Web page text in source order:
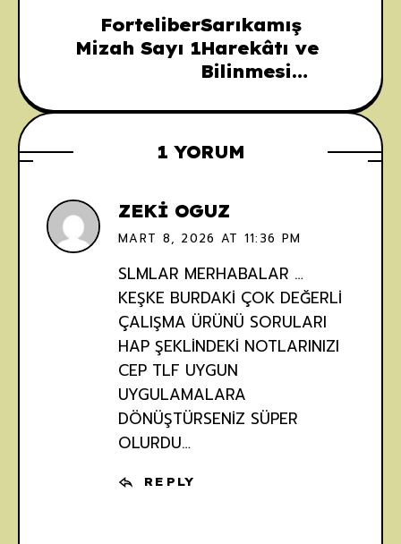
Forteliber
Mizah Sayı 1
Sarıkamış
Harekâtı ve
Bilinmesi
1 YORUM
ZEKİ OGUZ
MART 8, 2026 AT 11:36 PM
SLMLAR MERHABALAR …
KEŞKE BURDAKİ ÇOK DEĞERLİ
ÇALIŞMA ÜRÜNÜ SORULARI
HAP ŞEKLİNDEKİ NOTLARINIZI
CEP TLF UYGUN
UYGULAMALARA
DÖNÜŞTÜRSENİZ SÜPER
OLURDU…
REPLY